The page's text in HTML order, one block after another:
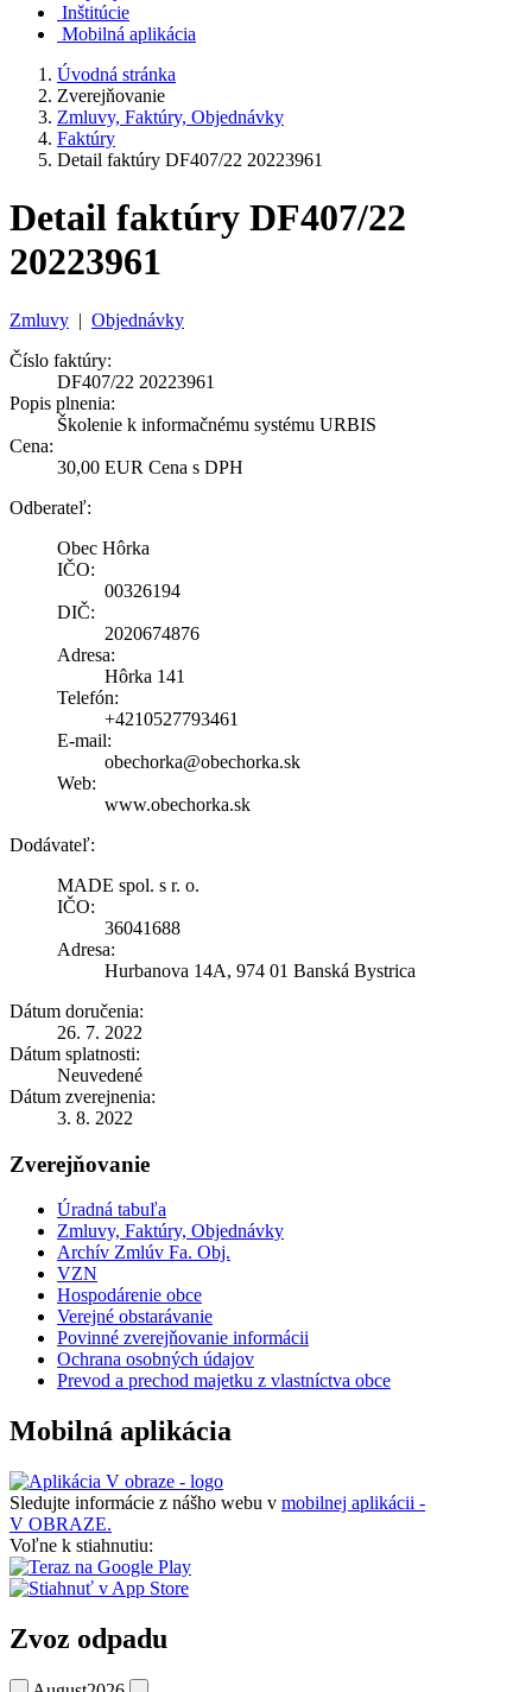
Inštitúcie
Mobilná aplikácia
Úvodná stránka
Zverejňovanie
Zmluvy, Faktúry, Objednávky
Faktúry
Detail faktúry DF407/22 20223961
Detail faktúry DF407/22
20223961
Zmluvy | Objednávky
Číslo faktúry:
DF407/22 20223961
Popis plnenia:
Školenie k informačnému systému URBIS
Cena:
30,00 EUR Cena s DPH
Odberateľ:
Obec Hôrka
IČO:
00326194
DIČ:
2020674876
Adresa:
Hôrka 141
Telefón:
+4210527793461
E-mail:
obechorka@obechorka.sk
Web:
www.obechorka.sk
Dodávateľ:
MADE spol. s r. o.
IČO:
36041688
Adresa:
Hurbanova 14A, 974 01 Banská Bystrica
Dátum doručenia:
26. 7. 2022
Dátum splatnosti:
Neuvedené
Dátum zverejnenia:
3. 8. 2022
Zverejňovanie
Úradná tabuľa
Zmluvy, Faktúry, Objednávky
Archív Zmlúv Fa. Obj.
VZN
Hospodárenie obce
Verejné obstarávanie
Povinné zverejňovanie informácii
Ochrana osobných údajov
Prevod a prechod majetku z vlastníctva obce
Mobilná aplikácia
Sledujte informácie z nášho webu v mobilnej aplikácii -
V OBRAZE.
Voľne k stiahnutiu:
Zvoz odpadu